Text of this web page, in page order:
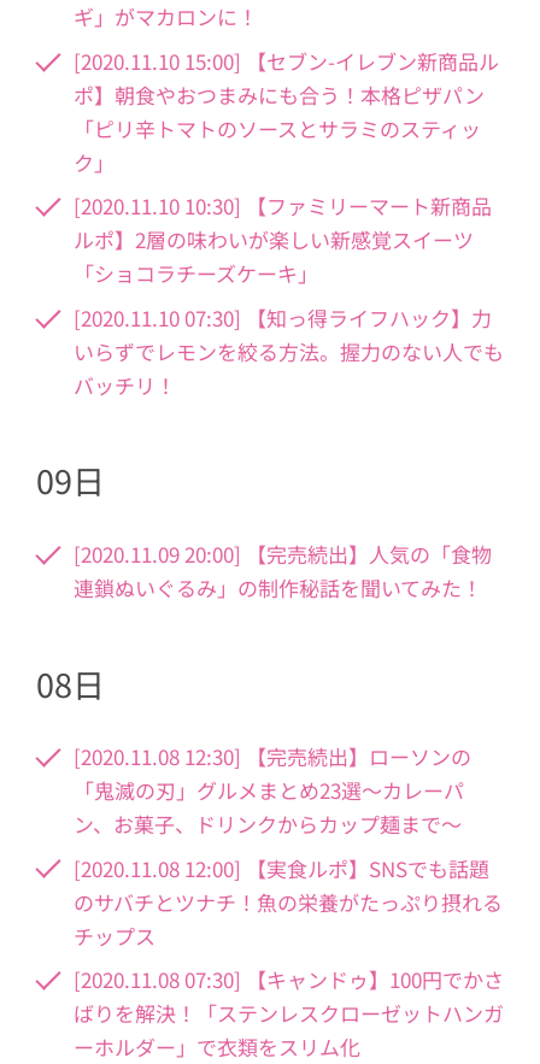
ギ」がマカロンに！
[2020.11.10 15:00] 【セブン-イレブン新商品ル
ポ】朝食やおつまみにも合う！本格ピザパン
「ピリ辛トマトのソースとサラミのスティッ
ク」
[2020.11.10 10:30] 【ファミリーマート新商品
ルポ】2層の味わいが楽しい新感覚スイーツ
「ショコラチーズケーキ」
[2020.11.10 07:30] 【知っ得ライフハック】力
いらずでレモンを絞る方法。握力のない人でも
バッチリ！
09日
[2020.11.09 20:00] 【完売続出】人気の「食物
連鎖ぬいぐるみ」の制作秘話を聞いてみた！
08日
[2020.11.08 12:30] 【完売続出】ローソンの
「鬼滅の刃」グルメまとめ23選〜カレーパ
ン、お菓子、ドリンクからカップ麺まで〜
[2020.11.08 12:00] 【実食ルポ】SNSでも話題
のサバチとツナチ！魚の栄養がたっぷり摂れる
チップス
[2020.11.08 07:30] 【キャンドゥ】100円でかさ
ばりを解決！「ステンレスクローゼットハンガ
ーホルダー」で衣類をスリム化